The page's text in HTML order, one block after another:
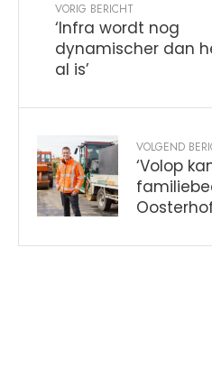
VORIG BERICHT
‘Infra wordt nog
dynamischer dan
al is’
VOLGEND
‘Volop